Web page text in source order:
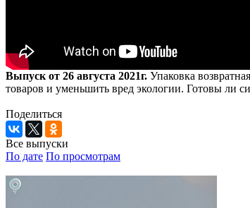
Выпуск от 26 августа 2021г. Упаковка
товаров и уменьшить вред экологии. Готовы ли
Поделиться
Все выпуски
По дате По просмотрам